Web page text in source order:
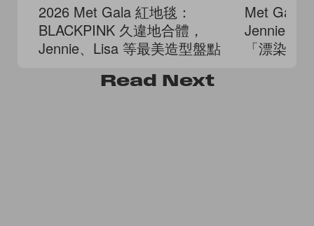
2026 Met Gala 紅地毯：
BLACKPINK 久違地合體，
Jennie、Lisa 等最美造型盤點
Met Gala
Jennie、
「漂染無
Read Next